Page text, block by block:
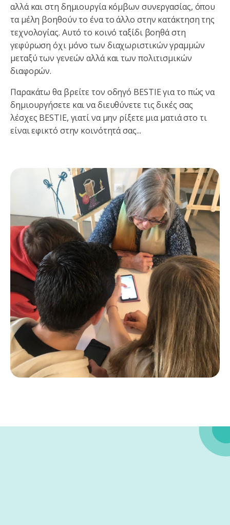
αλλά και στη δημιουργία κόμβων συνεργασίας, όπου
τα μέλη βοηθούν το ένα το άλλο στην κατάκτηση της
τεχνολογίας. Αυτό το κοινό ταξίδι βοηθά στη
γεφύρωση όχι μόνο των διαχωριστικών γραμμών
μεταξύ των γενεών αλλά και των πολιτισμικών
διαφορών.
Παρακάτω θα βρείτε τον οδηγό BESTIE για το πώς να
δημιουργήσετε και να διευθύνετε τις δικές σας
λέσχες BESTIE, γιατί να μην ρίξετε μια ματιά στο τι
είναι εφικτό στην κοινότητά σας...